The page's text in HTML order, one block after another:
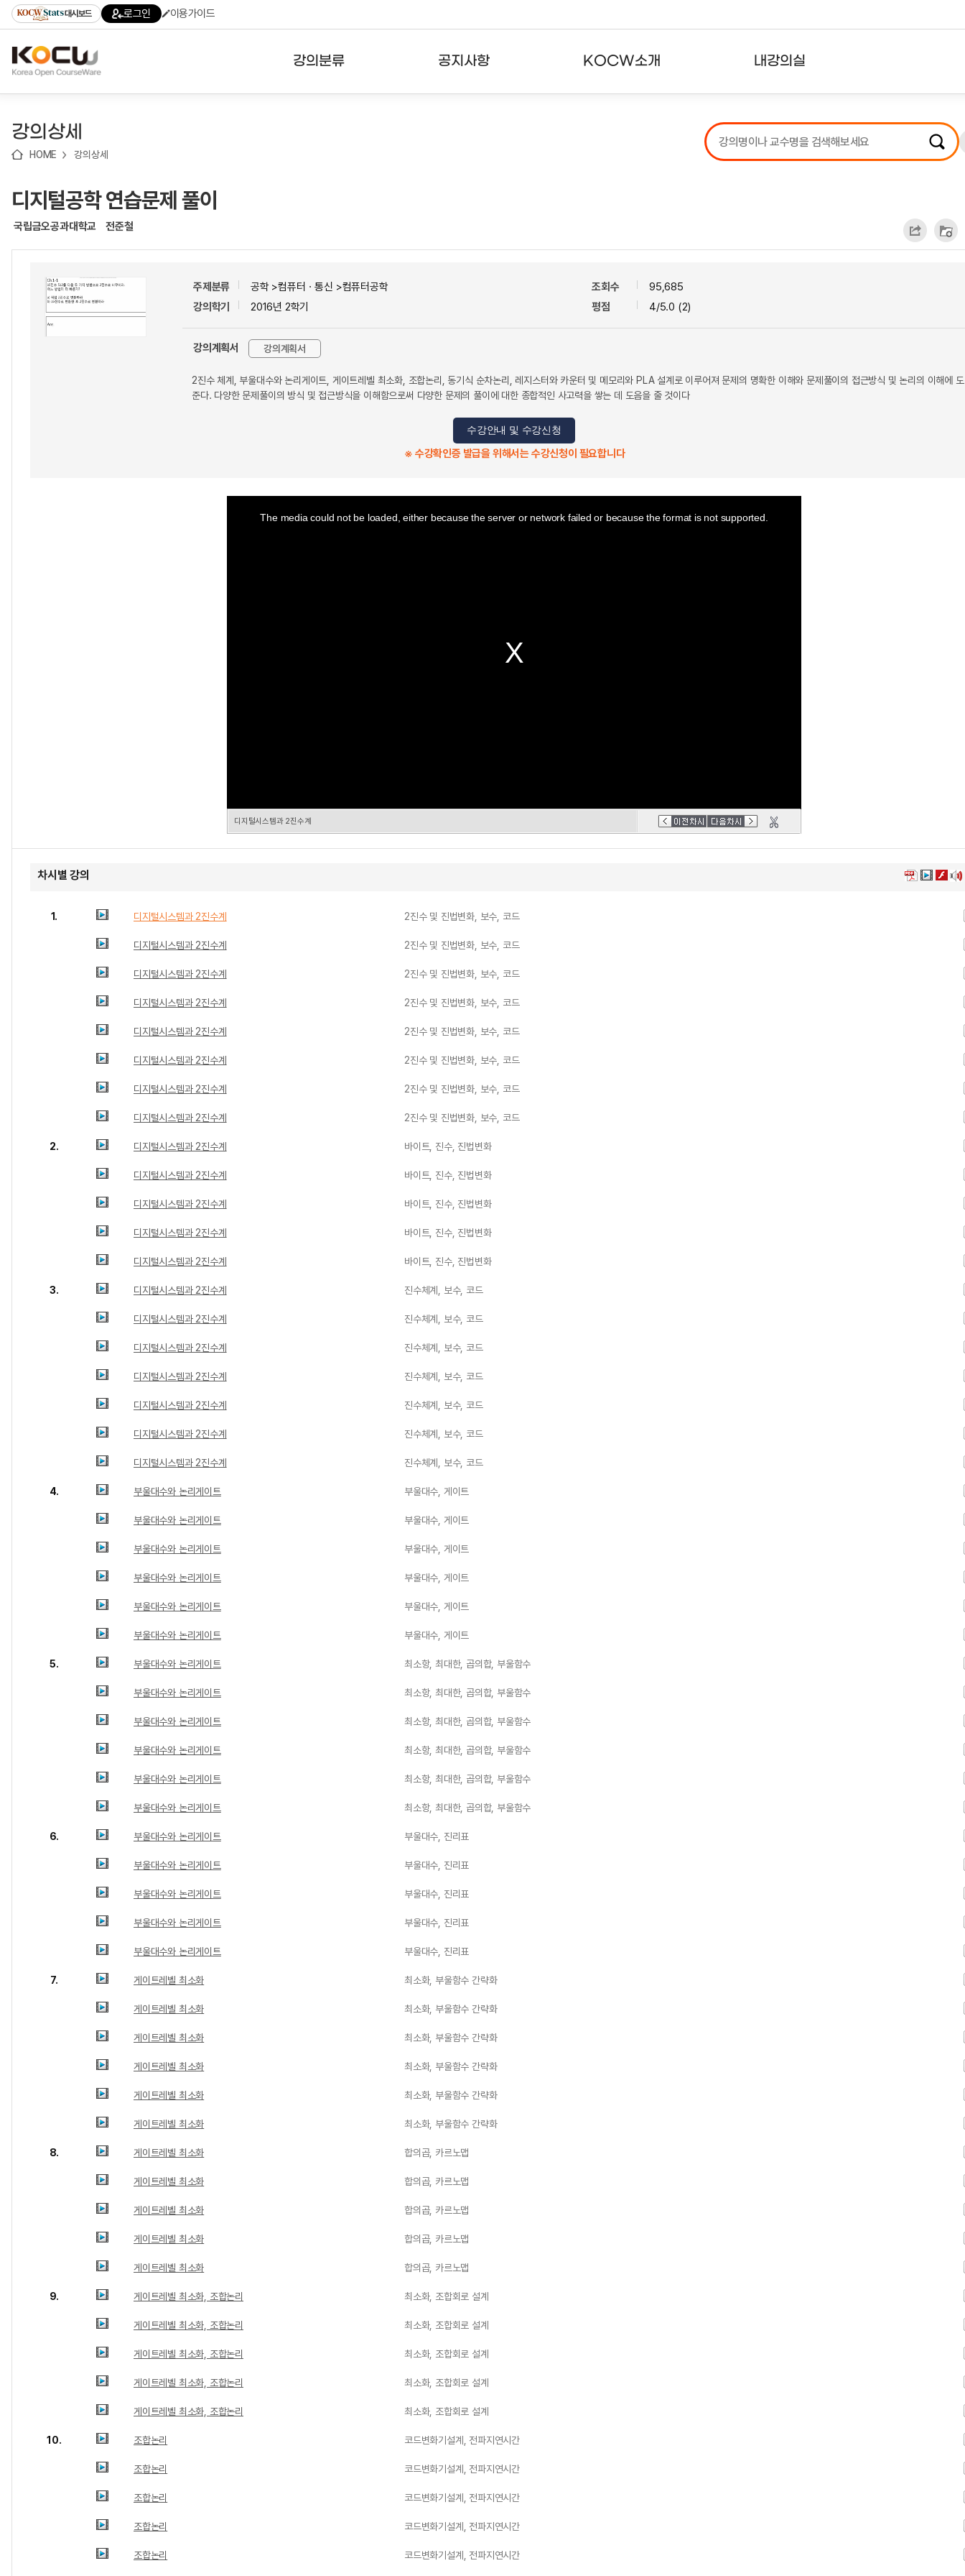
기
기
기
content)
가
대시보드 로그인 이용가이드
강의분류 공지사항 KOCW소개 내강의실
강의리스트
수강확인증강의
강의상세
HOME 강의상세
디지털공학 연습문제 풀이
국립금오공과대학교 전준철
주제분류
공학 >컴퓨터ㆍ통신 >컴퓨터공학
강의학기
2016년 2학기
조회수
95,685
평점
4/5.0 (2)
강의계획서 강의계획서
2진수 체계, 부울대수와 논리게이트, 게이트레벨 최소화, 조합논리, 동기식 순차논리, 레지스터와 카운터 및 메모리와 PLA 설계로 이루어져 문제의 명확한 이해와 문제풀이의 접근방식 및 논리의 이해에
준다. 다양한 문제풀이의 방식 및 접근방식을 이해함으로써 다양한 문제의 풀이에 대한 종합적인 사고력을 쌓는 데 도음을 줄 것이다
수강안내 및 수강신청
※ 수강확인증 발급을 위해서는 수강신청이 필요합니다
The media could not be loaded, either because the server or network failed or because the format is not supported.
디지털시스템과 2진수계
차시별 강의
1. 디지털시스템과 2진수계 2진수 및 진법변화, 보수, 코드
디지털시스템과 2진수계 2진수 및 진법변화, 보수, 코드
디지털시스템과 2진수계 2진수 및 진법변화, 보수, 코드
디지털시스템과 2진수계 2진수 및 진법변화, 보수, 코드
디지털시스템과 2진수계 2진수 및 진법변화, 보수, 코드
디지털시스템과 2진수계 2진수 및 진법변화, 보수, 코드
디지털시스템과 2진수계 2진수 및 진법변화, 보수, 코드
디지털시스템과 2진수계 2진수 및 진법변화, 보수, 코드
2. 디지털시스템과 2진수계 바이트, 진수, 진법변화
디지털시스템과 2진수계 바이트, 진수, 진법변화
디지털시스템과 2진수계 바이트, 진수, 진법변화
디지털시스템과 2진수계 바이트, 진수, 진법변화
디지털시스템과 2진수계 바이트, 진수, 진법변화
3. 디지털시스템과 2진수계 진수체계, 보수, 코드
디지털시스템과 2진수계 진수체계, 보수, 코드
디지털시스템과 2진수계 진수체계, 보수, 코드
디지털시스템과 2진수계 진수체계, 보수, 코드
디지털시스템과 2진수계 진수체계, 보수, 코드
디지털시스템과 2진수계 진수체계, 보수, 코드
디지털시스템과 2진수계 진수체계, 보수, 코드
4. 부울대수와 논리게이트 부울대수, 게이트
부울대수와 논리게이트 부울대수, 게이트
부울대수와 논리게이트 부울대수, 게이트
부울대수와 논리게이트 부울대수, 게이트
부울대수와 논리게이트 부울대수, 게이트
부울대수와 논리게이트 부울대수, 게이트
5. 부울대수와 논리게이트 최소항, 최대한, 곱의합, 부울함수
부울대수와 논리게이트 최소항, 최대한, 곱의합, 부울함수
부울대수와 논리게이트 최소항, 최대한, 곱의합, 부울함수
부울대수와 논리게이트 최소항, 최대한, 곱의합, 부울함수
부울대수와 논리게이트 최소항, 최대한, 곱의합, 부울함수
부울대수와 논리게이트 최소항, 최대한, 곱의합, 부울함수
6. 부울대수와 논리게이트 부울대수, 진리표
부울대수와 논리게이트 부울대수, 진리표
부울대수와 논리게이트 부울대수, 진리표
부울대수와 논리게이트 부울대수, 진리표
부울대수와 논리게이트 부울대수, 진리표
7. 게이트레벨 최소화 최소화, 부울함수 간략화
게이트레벨 최소화 최소화, 부울함수 간략화
게이트레벨 최소화 최소화, 부울함수 간략화
게이트레벨 최소화 최소화, 부울함수 간략화
게이트레벨 최소화 최소화, 부울함수 간략화
게이트레벨 최소화 최소화, 부울함수 간략화
8. 게이트레벨 최소화 합의곱, 카르노맵
게이트레벨 최소화 합의곱, 카르노맵
게이트레벨 최소화 합의곱, 카르노맵
게이트레벨 최소화 합의곱, 카르노맵
게이트레벨 최소화 합의곱, 카르노맵
9. 게이트레벨 최소화, 조합논리 최소화, 조합회로 설계
게이트레벨 최소화, 조합논리 최소화, 조합회로 설계
게이트레벨 최소화, 조합논리 최소화, 조합회로 설계
게이트레벨 최소화, 조합논리 최소화, 조합회로 설계
게이트레벨 최소화, 조합논리 최소화, 조합회로 설계
10. 조합논리 코드변화기설계, 전파지연시간
조합논리 코드변화기설계, 전파지연시간
조합논리 코드변화기설계, 전파지연시간
조합논리 코드변화기설계, 전파지연시간
조합논리 코드변화기설계, 전파지연시간